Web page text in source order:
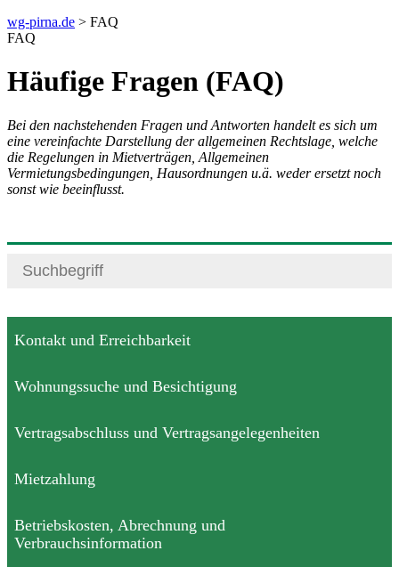
wg-pirna.de > FAQ
FAQ
Häufige Fragen (FAQ)
Bei den nachstehenden Fragen und Antworten handelt es sich um
eine vereinfachte Darstellung der allgemeinen Rechtslage, welche
die Regelungen in Mietverträgen, Allgemeinen
Vermietungsbedingungen, Hausordnungen u.ä. weder ersetzt noch
sonst wie beeinflusst.
Kontakt und Erreichbarkeit
Wohnungssuche und Besichtigung
Vertragsabschluss und Vertragsangelegenheiten
Mietzahlung
Betriebskosten, Abrechnung und
Verbrauchsinformation